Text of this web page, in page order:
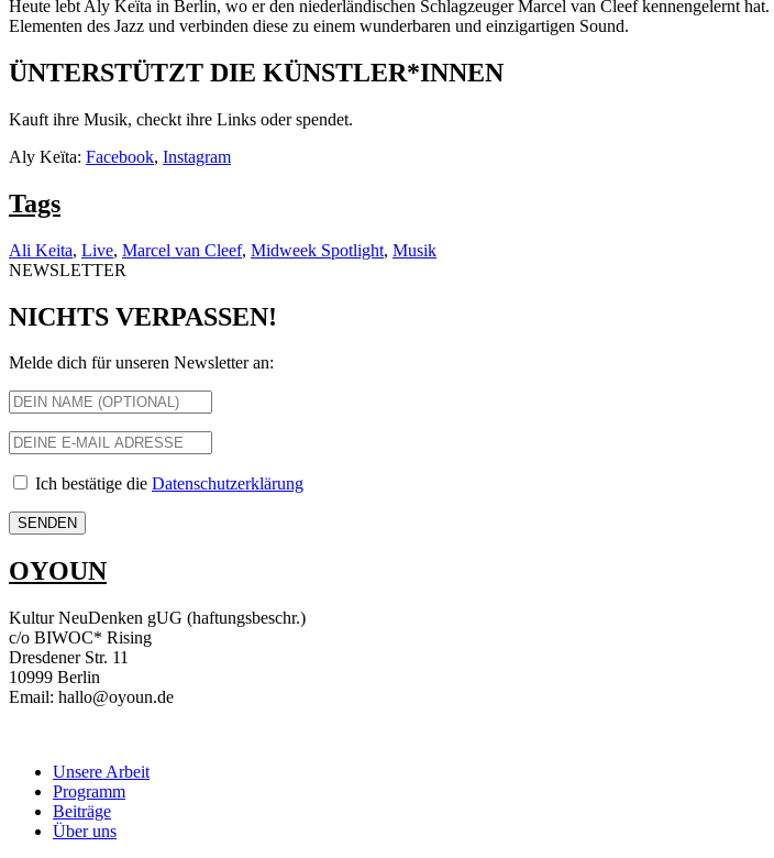
Heute lebt Aly Keïta in Berlin, wo er den niederländischen Schlagzeuger Marcel van Cleef kennengelernt
Elementen des Jazz und verbinden diese zu einem wunderbaren und einzigartigen Sound.
ÜNTERSTÜTZT DIE KÜNSTLER*INNEN
Kauft ihre Musik, checkt ihre Links oder spendet.
Aly Keïta: Facebook, Instagram
Tags
Ali Keita, Live, Marcel van Cleef, Midweek Spotlight, Musik
NEWSLETTER
NICHTS VERPASSEN!
Melde dich für unseren Newsletter an:
Ich bestätige die Datenschutzerklärung
OYOUN
Kultur NeuDenken gUG (haftungsbeschr.)
c/o BIWOC* Rising
Dresdener Str. 11
10999 Berlin
Email: hallo@oyoun.de
Unsere Arbeit
Programm
Beiträge
Über uns